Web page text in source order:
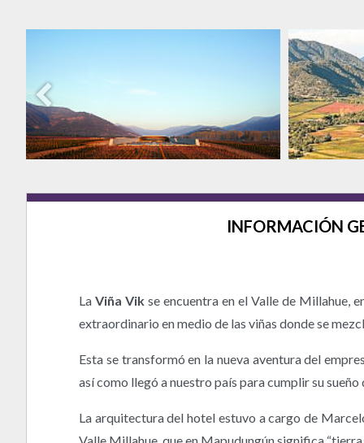
INFORMACIÓN
La Viña Vik se encuentra en el Valle de Millahue,
extraordinario en medio de las viñas donde se
Esta se transformó en la nueva aventura del
así como llegó a nuestro país para cumplir su
La arquitectura del hotel estuvo a cargo de
Valle Millahue, que en Mapudungún significa “tierra